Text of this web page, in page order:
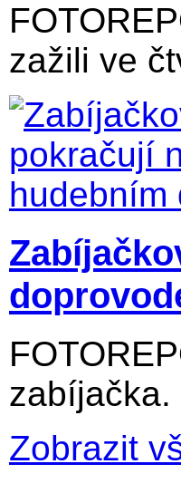
zažili ve
zabíjačka.
Zobrazit